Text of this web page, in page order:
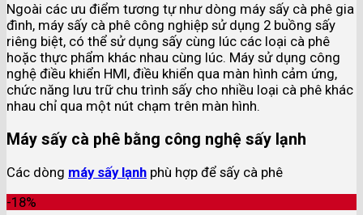
Ngoài các ưu điểm tương tự như dòng máy sấy cà phê gia
đình, máy sấy cà phê công nghiệp sử dụng 2 buồng sấy
riêng biệt, có thể sử dụng sấy cùng lúc các loại cà phê
hoặc thực phẩm khác nhau cùng lúc. Máy sử dụng công
nghệ điều khiển HMI, điều khiển qua màn hình cảm ứng,
chức năng lưu trữ chu trình sấy cho nhiều loại cà phê khác
nhau chỉ qua một nút chạm trên màn hình.
Máy sấy cà phê bằng công nghệ sấy lạnh
Các dòng máy sấy lạnh phù hợp để sấy cà phê
-18%